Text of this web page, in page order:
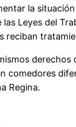
la
Leyes del
comedores
Regina.